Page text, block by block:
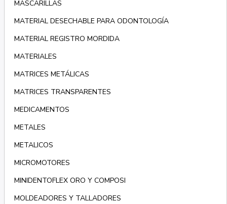
MASCARILLAS
MATERIAL DESECHABLE PARA ODONTOLOGÍA
MATERIAL REGISTRO MORDIDA
MATERIALES
MATRICES METÁLICAS
MATRICES TRANSPARENTES
MEDICAMENTOS
METALES
METALICOS
MICROMOTORES
MINIDENTOFLEX ORO Y COMPOSI
MOLDEADORES Y TALLADORES